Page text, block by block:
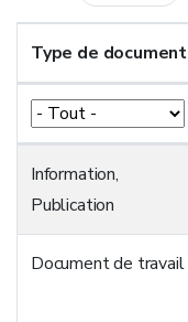
Type de document
Information,
Publication
Document de travail